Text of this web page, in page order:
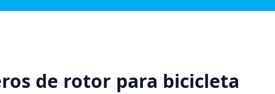
de rotor para bicicleta